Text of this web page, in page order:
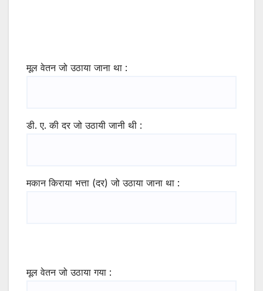
मूल वेतन जो उठाया जाना था :
डी. ए. की दर जो उठायी जानी थी :
मकान किराया भत्ता (दर) जो उठाया जाना था :
मूल वेतन जो उठाया गया :